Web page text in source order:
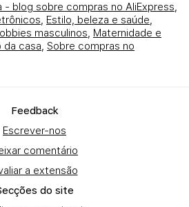
- blog sobre compras no AliExpress,
, Estilo, beleza e saúde,
masculinos, Maternidade e
da casa, Sobre compras no
Fеedback
Escrever-nos
comentário
a extensão
do site